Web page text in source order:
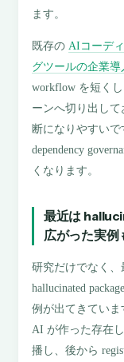
ます。
既存のAIコーデ
グツールの企業導
workflow を短くし
ーンへ切り出し
断になりやすいで
dependency
くなります。
最近は
広がった実例
研究だけでなく、
hallucinated
例が出てきていま
AI が作った存在
播し、後から